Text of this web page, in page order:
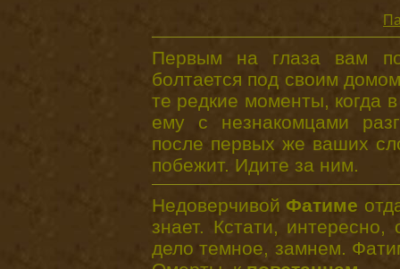
Первым на глаза вам
болтается под своим
те редкие моменты, когда
ему с незнакомцами
после первых же ваших
побежит. Идите за ним.
Недоверчивой Фатиме
знает. Кстати,
дело темное, замнем.